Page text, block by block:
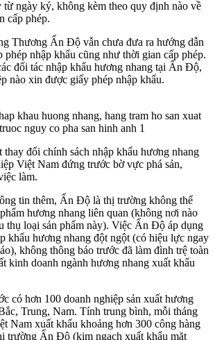
từ ngày ký, không kèm theo quy định nào về
cấp phép.
Thương Ấn Độ vẫn chưa đưa ra hướng dẫn
phép nhập khẩu cũng như thời gian cấp phép.
đối tác nhập khẩu hương nhang tại Ấn Độ,
nào xin được giấy phép nhập khẩu.
đổi chính sách nhập khẩu hương nhang
Việt Nam đứng trước bờ vực phá sản,
làm.
tin thêm, Ấn Độ là thị trường không thể
hương nhang liên quan (không nơi nào
thụ loại sản phẩm này). Việc Ấn Độ áp dụng
khẩu hương nhang đột ngột (có hiệu lực ngay
không thông báo trước đã làm đình trệ toàn
kinh doanh ngành hương nhang xuất khẩu
có hơn 100 doanh nghiệp sản xuất hương
Trung, Nam. Tính trung bình, mỗi tháng
Nam xuất khẩu khoảng hơn 300 công hàng
trường Ấn Độ (kim ngạch xuất khẩu mặt